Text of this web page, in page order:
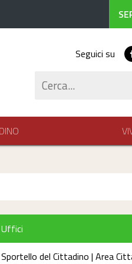
Seguici su
Uffici
Sportello del Cittadino | Area